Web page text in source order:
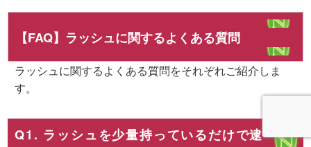
【FAQ】ラッシュに関するよくある質問
ラッシュに関するよくある質問をそれぞれご紹介しま
す。
Q1. ラッシュを少量持っているだけで逮